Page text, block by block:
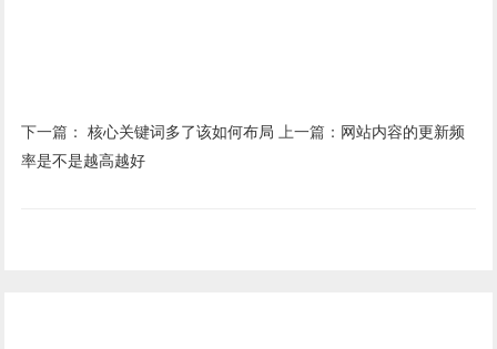
下一篇： 核心关键词多了该如何布局 上一篇： 网站内容的更新频
率是不是越高越好